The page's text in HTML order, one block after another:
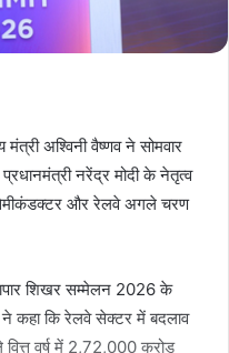
अश्विनी वैष्णव ने सोमवार
नरेंद्र मोदी के नेतृत्व
और रेलवे अगले चरण
शिखर सम्मेलन 2026 के
कहा कि रेलवे सेक्टर में बदलाव
वर्ष में 2,72,000 करोड़